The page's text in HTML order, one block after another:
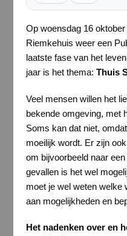
Op woensdag 16
Riemkehuis weer een
laatste fase van het
jaar is het thema: Thuis
Veel mensen willen het
bekende omgeving, met
Soms kan dat niet,
moeilijk wordt. Er zijn
om bijvoorbeeld naar
gevallen is het wel
moet je wel weten welke
aan mogelijkheden en
Het nadenken over en